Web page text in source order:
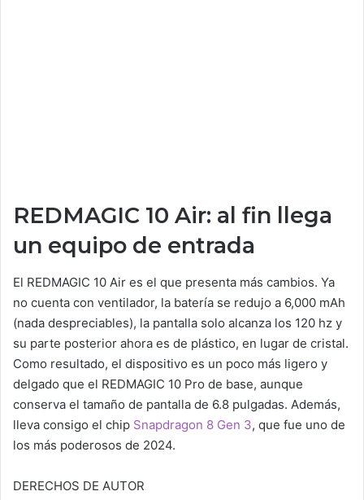
REDMAGIC 10 Air: al fin llega
un equipo de entrada
El REDMAGIC 10 Air es el que presenta más cambios. Ya
no cuenta con ventilador, la batería se redujo a 6,000 mAh
(nada despreciables), la pantalla solo alcanza los 120 hz y
su parte posterior ahora es de plástico, en lugar de cristal.
Como resultado, el dispositivo es un poco más ligero y
delgado que el REDMAGIC 10 Pro de base, aunque
conserva el tamaño de pantalla de 6.8 pulgadas. Además,
lleva consigo el chip Snapdragon 8 Gen 3, que fue uno de
los más poderosos de 2024.
DERECHOS DE AUTOR